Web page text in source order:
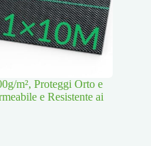
m², Proteggi Orto e
e Resistente ai